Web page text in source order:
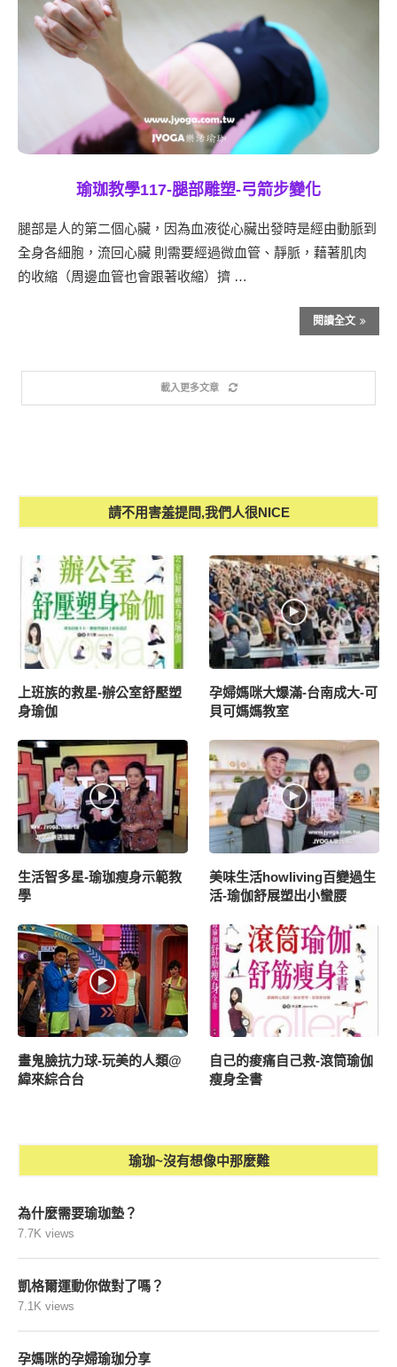
瑜珈教學117-腿部雕塑-弓箭步變化
腿部是人的第二個心臟，因為血液從心臟出發時是經由動脈到
全身各細胞，流回心臟 則需要經過微血管、靜脈，藉著肌肉
的收縮（周邊血管也會跟著收縮）擠 …
閱讀全文
載入更多文章
請不用害羞提問,我們人很NICE
上班族的救星-辦公室舒壓塑
身瑜伽
孕婦媽咪大爆滿-台南成大-可
貝可媽媽教室
生活智多星-瑜珈瘦身示範教
學
美味生活howliving百變過生
活-瑜伽舒展塑出小蠻腰
畫鬼臉抗力球-玩美的人類@
緯來綜合台
自己的痠痛自己救-滾筒瑜伽
瘦身全書
瑜珈~沒有想像中那麼難
為什麼需要瑜珈墊？
7.7K views
凱格爾運動你做對了嗎？
7.1K views
孕媽咪的孕婦瑜珈分享